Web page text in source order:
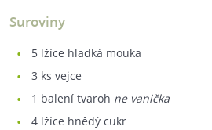
Suroviny
5 lžíce hladká mouka
3 ks vejce
1 balení tvaroh ne vanička
4 lžíce hnědý cukr